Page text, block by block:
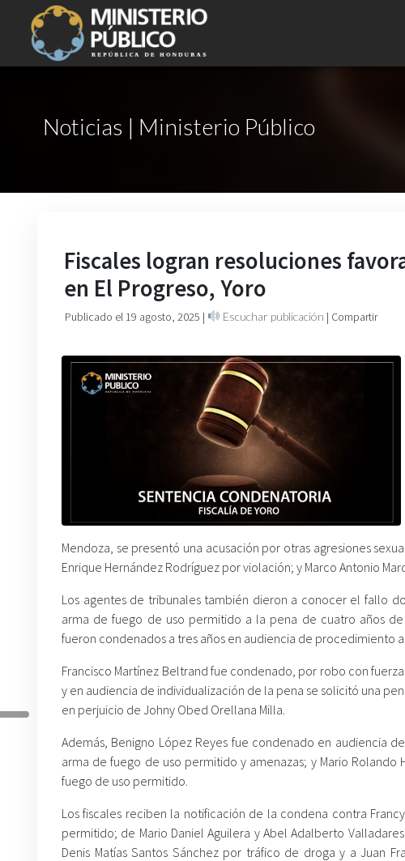
Noticias | Ministerio Público
Fiscales logran resoluciones
en El Progreso, Yoro
Publicado el 19 agosto, 2025 | Escuchar publicación | Compartir
Mendoza, se presentó una acusación por otras agresiones
Enrique Hernández Rodríguez por violación; y Marco Antonio
Los agentes de tribunales también dieron a conocer el fallo
arma de fuego de uso permitido a la pena de cuatro años
fueron condenados a tres años en audiencia de
Francisco Martínez Beltrand fue condenado, por robo con
y en audiencia de individualización de la pena se solicitó una
en perjuicio de Johny Obed Orellana Milla.
Además, Benigno López Reyes fue condenado en audiencia
arma de fuego de uso permitido y amenazas; y Mario
fuego de uso permitido.
Los fiscales reciben la notificación de la condena contra
permitido; de Mario Daniel Aguilera y Abel Adalberto
Denis Matías Santos Sánchez por tráfico de droga y a Juan